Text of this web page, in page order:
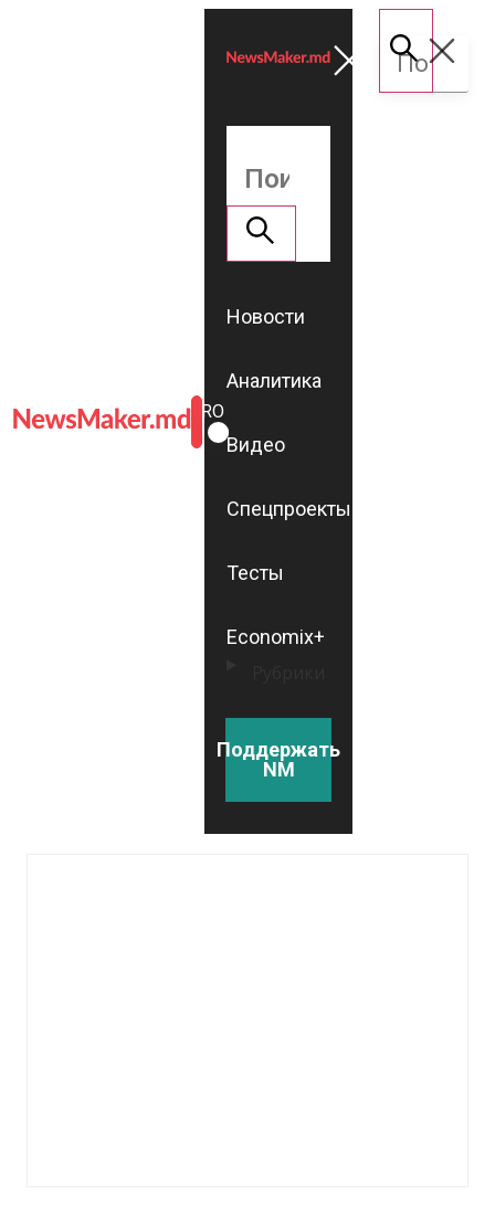
ROMÂNĂ
RU
Новости
Аналитика
Видео
Спецпроекты
Тесты
Economix+
Поддержать
NM